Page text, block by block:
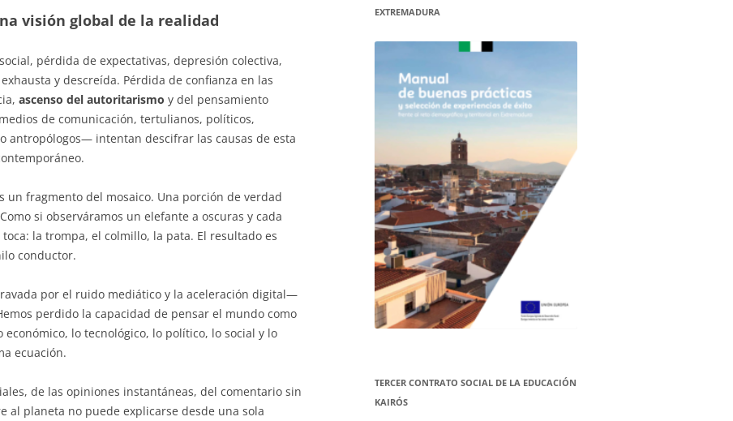
visión global de la realidad
pérdida de expectativas, depresión colectiva,
y descreída. Pérdida de confianza en las
ascenso del autoritarismo y del pensamiento
de comunicación, tertulianos, políticos,
antropólogos— intentan descifrar las causas de esta
un fragmento del mosaico. Una porción de verdad
si observáramos un elefante a oscuras y cada
la trompa, el colmillo, la pata. El resultado es
conductor.
por el ruido mediático y la aceleración digital—
perdido la capacidad de pensar el mundo como
económico, lo tecnológico, lo político, lo social y lo
ecuación.
de las opiniones instantáneas, del comentario sin
al planeta no puede explicarse desde una sola
EXTREMADURA
TERCER CONTRATO SOCIAL DE LA EDUCACIÓN
KAIRÓS